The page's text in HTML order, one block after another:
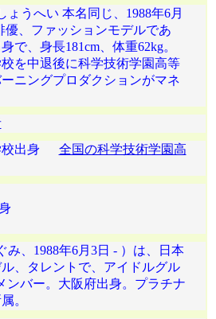
ょうへい 本名同じ、1988年6月
優、ファッションモデルであ
で、身長181cm、体重62kg。
を中退後に科学技術学園高等
ニングプロダクションがマネ
校出身 全国の科学技術学園高
み、1988年6月3日 - ）は、日本
、タレントで、アイドルグル
ンバー。大阪府出身。プラチナ
。